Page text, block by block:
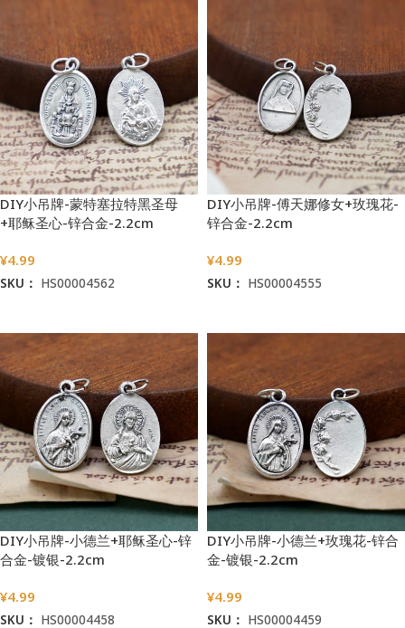
DIY小吊牌-蒙特塞拉特黑圣母
+耶稣圣心-锌合金-2.2cm
¥4.99
SKU： HS00004562
DIY小吊牌-傅天娜修女+玫瑰花-
锌合金-2.2cm
¥4.99
SKU： HS00004555
DIY小吊牌-小德兰+耶稣圣心-锌
合金-镀银-2.2cm
¥4.99
SKU： HS00004458
DIY小吊牌-小德兰+玫瑰花-锌合
金-镀银-2.2cm
¥4.99
SKU： HS00004459